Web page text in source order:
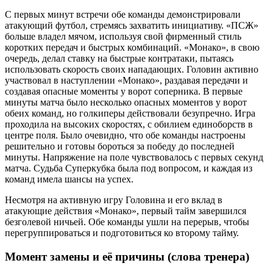
С первых минут встречи обе команды демонстрировали
атакующий футбол, стремясь захватить инициативу. «ПСЖ»
больше владел мячом, используя свой фирменный стиль
коротких передач и быстрых комбинаций. «Монако», в свою
очередь, делал ставку на быстрые контратаки, пытаясь
использовать скорость своих нападающих. Головин активно
участвовал в наступлении «Монако», раздавая передачи и
создавая опасные моменты у ворот соперника. В первые
минуты матча было несколько опасных моментов у ворот
обеих команд, но голкиперы действовали безупречно. Игра
проходила на высоких скоростях, с обилием единоборств в
центре поля. Было очевидно, что обе команды настроены
решительно и готовы бороться за победу до последней
минуты. Напряжение на поле чувствовалось с первых секунд
матча. Судьба Суперкубка была под вопросом, и каждая из
команд имела шансы на успех.
Несмотря на активную игру Головина и его вклад в
атакующие действия «Монако», первый тайм завершился
безголевой ничьей. Обе команды ушли на перерыв, чтобы
перегруппироваться и подготовиться ко второму тайму.
Момент замены и её причины (слова тренера)